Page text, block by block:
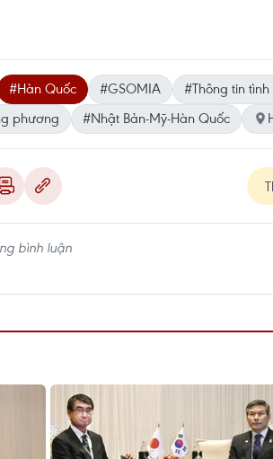
#Hàn Quốc #GSOMIA #Thông tin
phương
#Nhật Bản-Mỹ-Hàn Quốc